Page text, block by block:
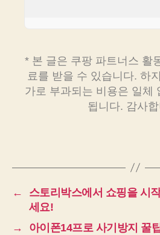
* 본 글은 쿠팡 파트너스 활
료를 받을 수 있습니다. 하
가로 부과되는 비용은 일체
됩니다. 감사
←
스토리박스에서 쇼핑을 시
세요!
→
아이폰14프로 사기방지 꿀